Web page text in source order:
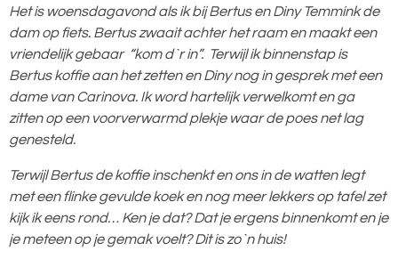
Het is woensdagavond als ik bij Bertus en Diny Temmink de
dam op fiets. Bertus zwaait achter het raam en maakt een
vriendelijk gebaar “kom d`r in”. Terwijl ik binnenstap is
Bertus koffie aan het zetten en Diny nog in gesprek met een
dame van Carinova. Ik word hartelijk verwelkomt en ga
zitten op een voorverwarmd plekje waar de poes net lag
genesteld.
Terwijl Bertus de koffie inschenkt en ons in de watten legt
met een flinke gevulde koek en nog meer lekkers op tafel zet
kijk ik eens rond… Ken je dat? Dat je ergens binnenkomt en je
je meteen op je gemak voelt? Dit is zo`n huis!